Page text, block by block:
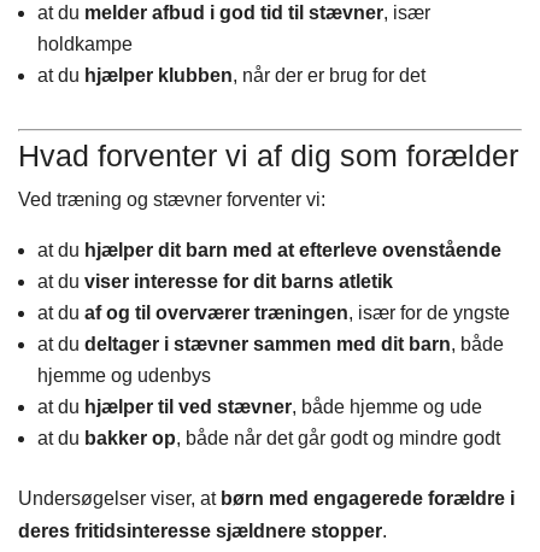
at du melder afbud i god tid til stævner, især
holdkampe
at du hjælper klubben, når der er brug for det
Hvad forventer vi af dig som forælder
Ved træning og stævner forventer vi:
at du hjælper dit barn med at efterleve ovenstående
at du viser interesse for dit barns atletik
at du af og til overværer træningen, især for de yngste
at du deltager i stævner sammen med dit barn, både
hjemme og udenbys
at du hjælper til ved stævner, både hjemme og ude
at du bakker op, både når det går godt og mindre godt
Undersøgelser viser, at børn med engagerede forældre i
deres fritidsinteresse sjældnere stopper.